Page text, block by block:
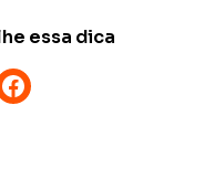
essa dica